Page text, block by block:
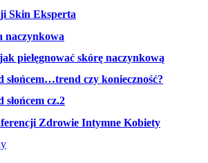
Skin Eksperta
naczynkowa
pielęgnować skórę naczynkową
słońcem…trend czy konieczność?
cz.2
Zdrowie Intymne Kobiety